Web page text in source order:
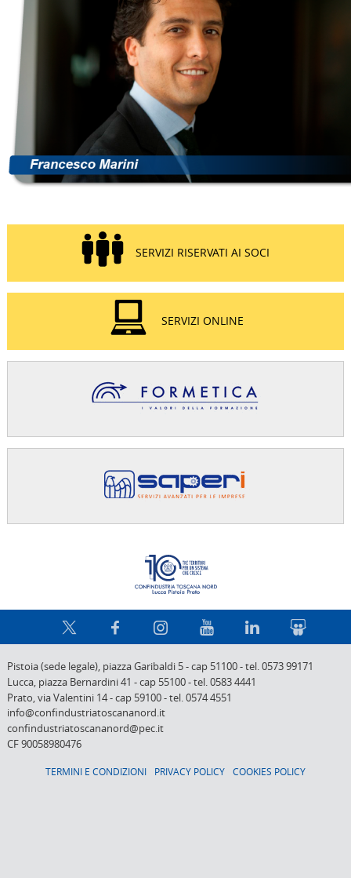
SERVIZI RISERVATI AI SOCI
SERVIZI ONLINE
Pistoia (sede legale), piazza Garibaldi 5-cap 51100-tel. 0573 99171
Lucca, piazza Bernardini 41 -cap 55100-tel. 0583 4441
Prato,via Valentini 14-cap 59100-tel. 0574 4551
info@confindustriatoscananord.it
confindustriatoscananord@pec.it
CF 90058980476
TERMINI E CONDIZIONI PRIVACY POLICY COOKIES POLICY